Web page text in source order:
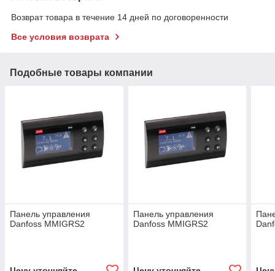
Возврат товара в течение 14 дней по договоренности
Все условия возврата
Подобные товары компании
Панель управления
Danfoss MMIGRS2
Панель управления
Danfoss MMIGRS2